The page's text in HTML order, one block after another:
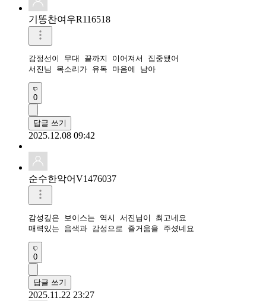
기똥찬여우R116518
감정선이 무대 끝까지 이어져서 집중됐어
서진님 목소리가 유독 마음에 남아
0
답글 쓰기
2025.12.08 09:42
순수한악어V1476037
감성깊은 보이스는 역시 서진님이 최고네요
매력있는 음색과 감성으로 즐거움을 주셨네요
0
답글 쓰기
2025.11.22 23:27